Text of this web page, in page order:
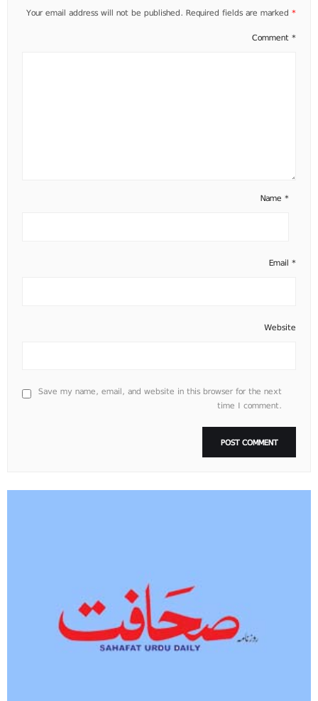
Your email address will not be published. Required fields are marked *
Comment *
Name *
Email *
Website
Save my name, email, and website in this browser for the next
time I comment.